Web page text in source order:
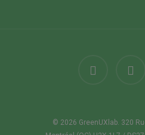
© 2026 GreenUXlab. 320